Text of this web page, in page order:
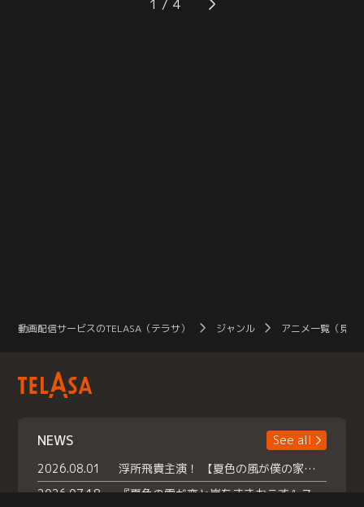
まとい宇宙を飛んできた宇宙人が、
材を街で探し始める。そして目を付
1
動画配信サービスのTELASA（テラサ） ジャンル アニメ一覧（見放
NEWS
See all
2026.08.01
浮所飛貴主演！ 【夏色の風が僕の家にやってきた】 本日よりテラサで独占配信スタート！
2026.07.18
『夏色の雲が恋と嵐をまきおこす』スペシャルメイキング 【Part1】2026年７月18日（土）23時30分～配信スタート！話題のシーンの裏側を大公開！豪華キャスト大集合！ 『武宮家 真夏の家族会議』開催！